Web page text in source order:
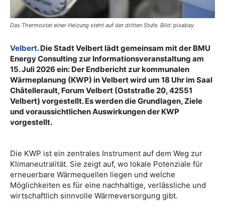
Das Thermostat einer Heizung steht auf der dritten Stufe. Bild: pixabay
Velbert. Die Stadt Velbert lädt gemeinsam mit der BMU
Energy Consulting zur Informationsveranstaltung am
15. Juli 2026 ein: Der Endbericht zur kommunalen
Wärmeplanung (KWP) in Velbert wird um 18 Uhr im Saal
Châtellerault, Forum Velbert (Oststraße 20, 42551
Velbert) vorgestellt. Es werden die Grundlagen, Ziele
und voraussichtlichen Auswirkungen der KWP
vorgestellt.
Die KWP ist ein zentrales Instrument auf dem Weg zur
Klimaneutralität. Sie zeigt auf, wo lokale Potenziale für
erneuerbare Wärmequellen liegen und welche
Möglichkeiten es für eine nachhaltige, verlässliche und
wirtschaftlich sinnvolle Wärmeversorgung gibt.